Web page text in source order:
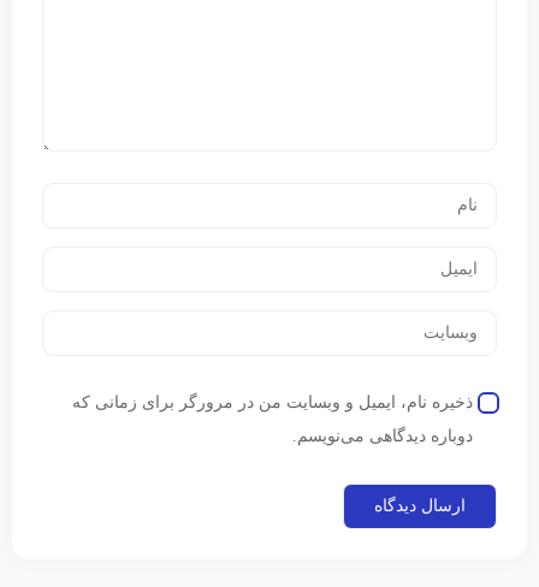
ذخیره نام، ایمیل و وبسایت من در مرورگر برای زمانی که
دوباره دیدگاهی می‌نویسم.